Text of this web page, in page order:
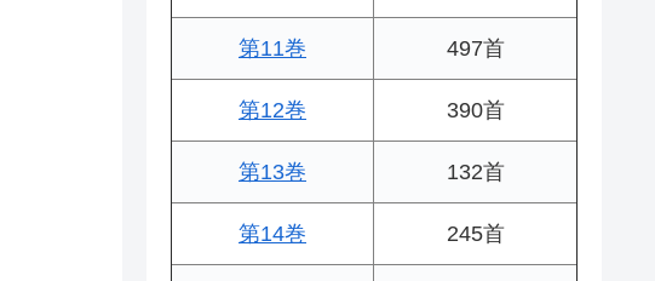
第11巻 497首
第12巻 390首
第13巻 132首
第14巻 245首